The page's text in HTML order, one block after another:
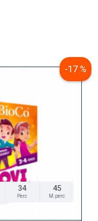
-17 %
34
Perc
45
M.perc